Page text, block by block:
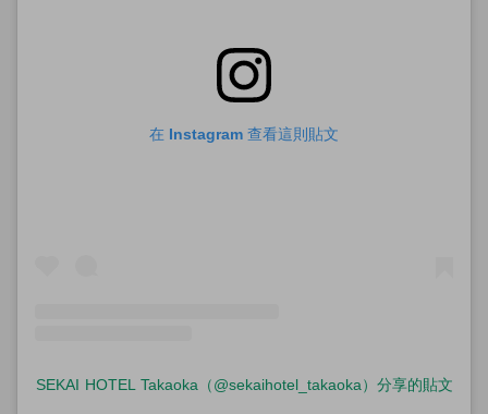
在 Instagram 查看這則貼文
SEKAI HOTEL Takaoka（@sekaihotel_takaoka）分享的貼文